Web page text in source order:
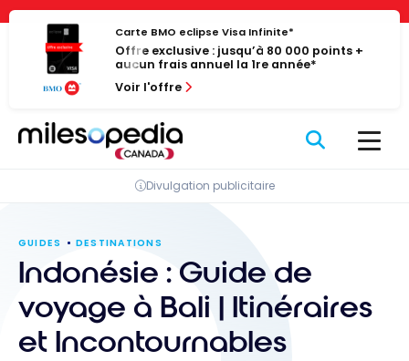
Panneau de gestion des cookies
Passer
contenu
Carte BMO eclipse Visa Infinite*
Offre exclusive : jusqu’à 80 000 points +
aucun frais annuel la 1re année*
Voir l'offre
Divulgation publicitaire
GUIDES DESTINATIONS
Indonésie : Guide de
voyage à Bali | Itinéraires
et Incontournables